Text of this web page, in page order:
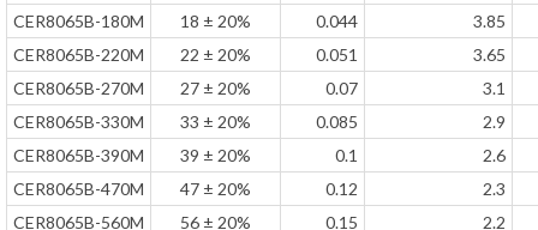
CER8065B-180M
18 ± 20% 0.044
3.85
CER8065B-220M
22 ± 20% 0.051
3.65
CER8065B-270M
27 ± 20% 0.07
3.1
CER8065B-330M
33 ± 20% 0.085
2.9
CER8065B-390M
39 ± 20% 0.1
2.6
CER8065B-470M
47 ± 20% 0.12
2.3
CER8065B-560M
56 ± 20% 0.15
2.2